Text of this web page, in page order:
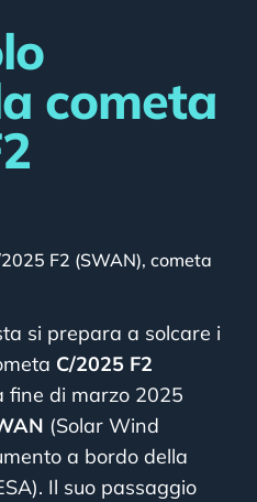
cometa
F2 (SWAN), cometa
si prepara a solcare i
C/2025 F2
fine di marzo 2025
(Solar Wind
a bordo della
Il suo passaggio